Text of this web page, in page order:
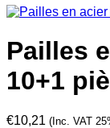
Pailles
10+1
€10,21 (Inc. VAT